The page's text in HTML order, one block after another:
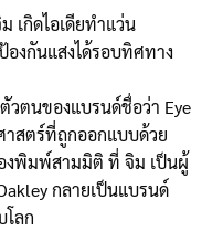
เกิดไอเดียทำแว่น
องกันแสงได้รอบทิศทาง
ตนของแบรนด์ชื่อว่า Eye
าสตร์ที่ถูกออกแบบด้วย
งพิมพ์สามมิติ ที่ จิม เป็นผู้
กลายเป็นแบรนด์
ลก